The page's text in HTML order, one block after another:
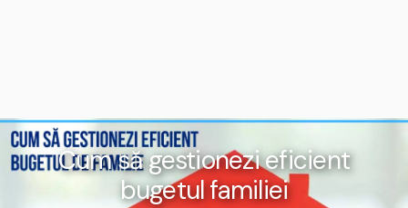
Cum să gestionezi eficient
bugetul familiei